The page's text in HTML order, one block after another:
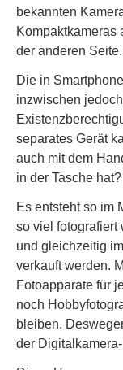
bekannten
Kompaktkameras
der anderen Seite.
Die in
inzwischen
separates Gerät
auch mit dem
in der Tasche hat?
Es entsteht so im
so viel fotografiert
und gleichzeitig
verkauft werden.
Fotoapparate für
noch
bleiben.
der